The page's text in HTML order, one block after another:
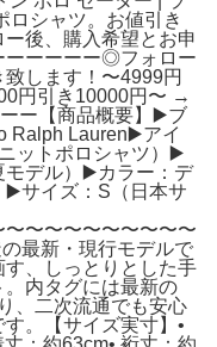
ロシャツ。お値引き
後、購入希望とお申
ーーーーー◎フォロー
します！〜4999円
円引き10000円〜 →
ー【商品概要】▶️ブ
Ralph Lauren▶️アイ
ットポロシャツ）▶️
モデル）▶️カラー：デ
▶️サイズ：S（日本サ
〜〜〜〜〜〜〜〜〜
最新・現行モデルで
、しっとりとした手
内タグには最新の
、二次流通でも安心
。【サイズ実寸】•